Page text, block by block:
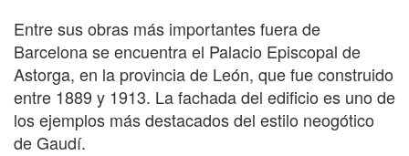
Entre sus obras más importantes fuera de
Barcelona se encuentra el Palacio Episcopal de
Astorga, en la provincia de León, que fue construido
entre 1889 y 1913. La fachada del edificio es uno de
los ejemplos más destacados del estilo neogótico
de Gaudí.